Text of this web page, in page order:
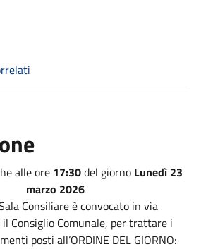
alle ore 17:30del giorno Lunedì 23
marzo 2026
Consiliare è convocato in via
Consiglio Comunale, per trattare i
posti all’ORDINE DEL GIORNO: